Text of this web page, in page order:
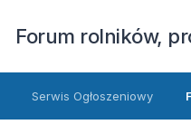
Forum rolników,
Serwis Ogłoszeniowy